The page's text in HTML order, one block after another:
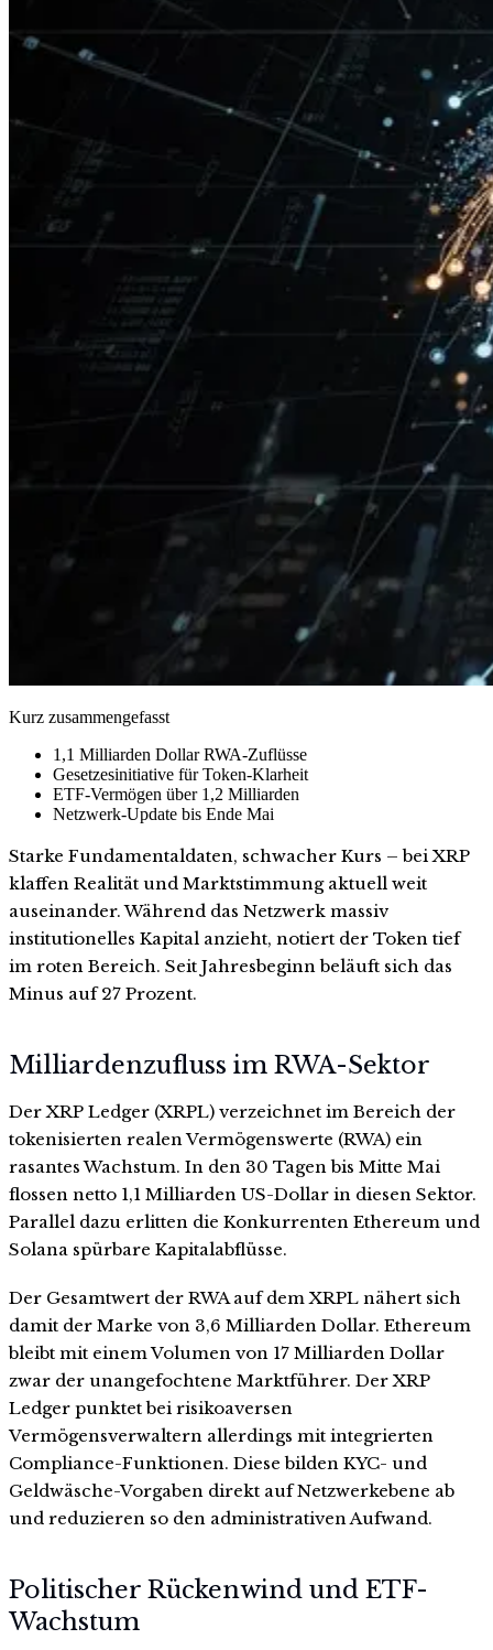
Kurz zusammengefasst
1,1 Milliarden Dollar RWA-Zuflüsse
Gesetzesinitiative für Token-Klarheit
ETF-Vermögen über 1,2 Milliarden
Netzwerk-Update bis Ende Mai
Starke Fundamentaldaten, schwacher Kurs – bei XRP
klaffen Realität und Marktstimmung aktuell weit
auseinander. Während das Netzwerk massiv
institutionelles Kapital anzieht, notiert der Token tief
im roten Bereich. Seit Jahresbeginn beläuft sich das
Minus auf 27 Prozent.
Milliardenzufluss im RWA-Sektor
Der XRP Ledger (XRPL) verzeichnet im Bereich der
tokenisierten realen Vermögenswerte (RWA) ein
rasantes Wachstum. In den 30 Tagen bis Mitte Mai
flossen netto 1,1 Milliarden US-Dollar in diesen Sektor.
Parallel dazu erlitten die Konkurrenten Ethereum und
Solana spürbare Kapitalabflüsse.
Der Gesamtwert der RWA auf dem XRPL nähert sich
damit der Marke von 3,6 Milliarden Dollar. Ethereum
bleibt mit einem Volumen von 17 Milliarden Dollar
zwar der unangefochtene Marktführer. Der XRP
Ledger punktet bei risikoaversen
Vermögensverwaltern allerdings mit integrierten
Compliance-Funktionen. Diese bilden KYC- und
Geldwäsche-Vorgaben direkt auf Netzwerkebene ab
und reduzieren so den administrativen Aufwand.
Politischer Rückenwind und ETF-
Wachstum